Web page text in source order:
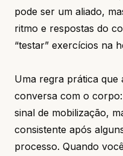
pode ser um aliado,
ritmo e respostas do
“testar” exercícios na
Uma regra prática que
conversa com o
sinal de mobilização,
consistente após
processo. Quando